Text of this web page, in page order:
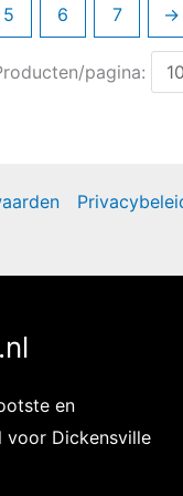
5 6 7 →
pagina:
en
Dickensville